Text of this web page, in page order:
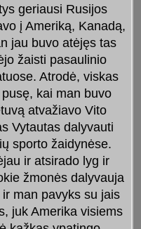
geriausi Rusijos
į Ameriką, Kanadą,
jau buvo atėjęs tas
žaisti pasaulinio
Atrodė, viskas
kai man buvo
atvažiavo Vito
Vytautas dalyvauti
sporto žaidynėse.
ir atsirado lyg ir
žmonės dalyvauja
man pavyks su jais
juk Amerika visiems